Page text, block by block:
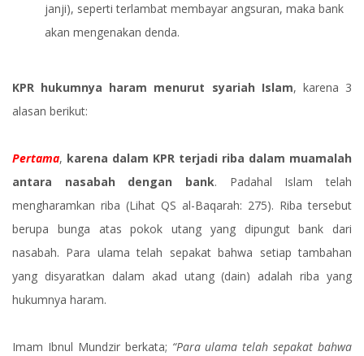
janji), seperti terlambat membayar angsuran, maka bank
akan mengenakan denda.
KPR hukumnya haram menurut syariah Islam, karena 3
alasan berikut:
Pertama, karena dalam KPR terjadi riba dalam muamalah
antara nasabah dengan bank. Padahal Islam telah
mengharamkan riba (Lihat QS al-Baqarah: 275). Riba tersebut
berupa bunga atas pokok utang yang dipungut bank dari
nasabah. Para ulama telah sepakat bahwa setiap tambahan
yang disyaratkan dalam akad utang (dain) adalah riba yang
hukumnya haram.
Imam Ibnul Mundzir berkata; “Para ulama telah sepakat bahwa